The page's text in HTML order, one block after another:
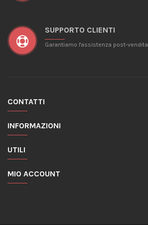
SUPPORTO CLIENTI
Garantiamo l'assistenza post-vendita
CONTATTI
INFORMAZIONI
UTILI
MIO ACCOUNT